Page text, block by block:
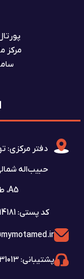
دفتر مرکزی:
A5، طبقه همکف، معتمد ملل شریف
کد پستی: 1455714181
پشتیبانی: 02168131013
مرکز